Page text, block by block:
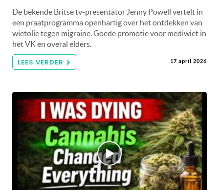
De bekende Britse tv-presentator Jenny Powell vertelt in
een praatprogramma openhartig over het ontdekken van
wietolie tegen migraine. Goede promotie voor mediwiet in
het VK en overal elders.
LEES VERDER 17 april 2026